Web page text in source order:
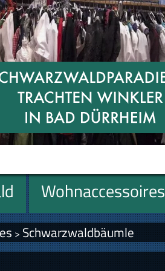
Wohnaccessoires
> Schwarzwaldbäumle